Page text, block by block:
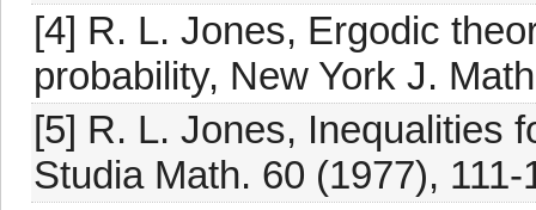
[4] R. L. Jones, Ergodic
probability, New York J.
[5] R. L. Jones, Inequalities
Studia Math. 60 (1977), 111-